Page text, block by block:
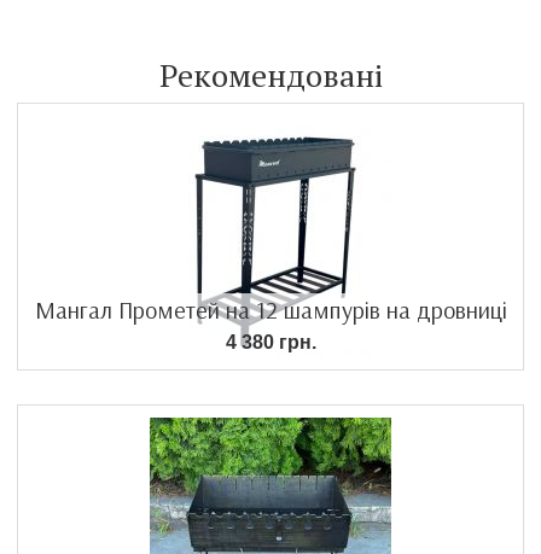
Рекомендовані
Мангал Прометей на 12 шампурів на дровниці
4 380 грн.